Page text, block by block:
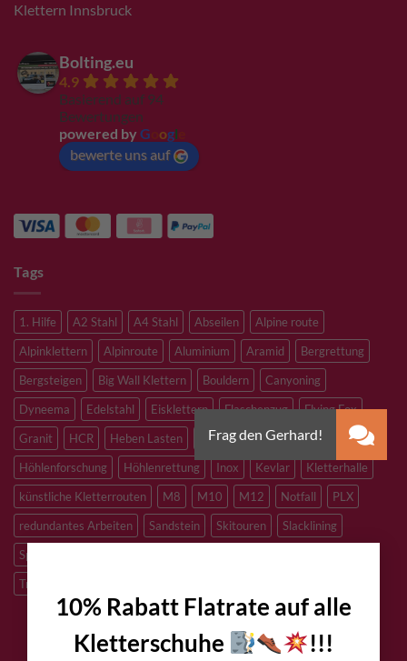
10% Rabatt Flatrate auf alle
Kletterschuhe
!!!
Klettern Innsbruck
Bolting.eu
4.9
Basierend auf 94
Bewertungen
powered by G ogl
bewerte uns auf
Tags
1. Hilfe A2 Stahl A4 Stahl Abseilen
Alpine route
Alpinklettern
Alpinroute Aluminium Aramid
Bergrettung
Bergsteigen
Big Wall Klettern Bouldern
Canyoning
Dyneema
Edelstahl Eisklettern Flaschenzug
Flying Fox
Granit
HCR Heben Lasten Hochtouren
Höhenarbeiten
Höhlenforschung
Höhlenrettung Inox Kevlar
Kletterhalle
künstliche Kletterrouten
M8 M10 M12 Notfall
PLX
redundantes Arbeiten
Sandstein Skitouren
Slacklining
Speleologie
Trad Klettern